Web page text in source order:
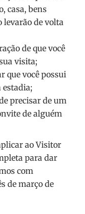
casa, bens
de volta
de que você
visita;
que você possui
precisar de um
de alguém
ao Visitor
para dar
com
de março de